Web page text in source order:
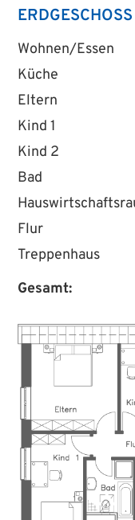
Wohnen/Essen
Küche
Eltern
Kind 1
Kind 2
Bad
Flur
Treppenhaus
Gesamt: